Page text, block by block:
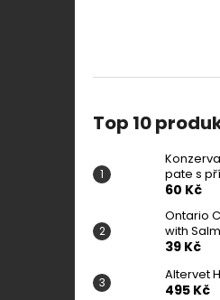
Top 10
pate s
60 Kč
Ontario
with
39 Kč
Altervet
495 Kč